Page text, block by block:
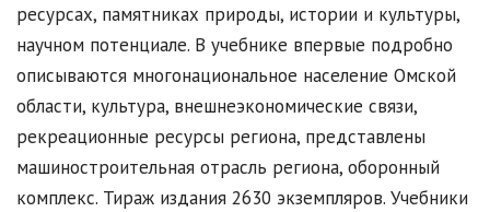
ресурсах, памятниках природы, истории и культуры,
научном потенциале. В учебнике впервые подробно
описываются многонациональное население Омской
области, культура, внешнеэкономические связи,
рекреационные ресурсы региона, представлены
машиностроительная отрасль региона, оборонный
комплекс. Тираж издания 2630 экземпляров. Учебники